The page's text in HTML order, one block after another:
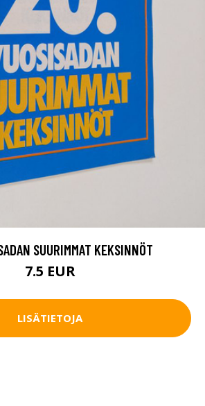
SUURIMMAT KEKSINNÖT
7.5 EUR
LISÄTIETOJA